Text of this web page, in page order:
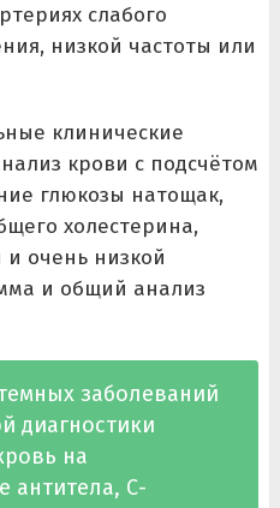
слабого
низкой частоты или
клинические
крови с подсчётом
глюкозы натощак,
холестерина,
очень низкой
и общий анализ
заболеваний
диагностики
на
антитела, С-